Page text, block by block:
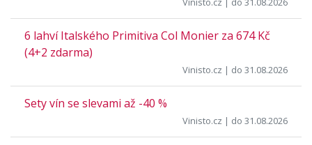
6 lahví Italského Primitiva Col Monier za 674 Kč
(4+2 zdarma)
Vinisto.cz | do 31.08.2026
Sety vín se slevami až -40 %
Vinisto.cz | do 31.08.2026